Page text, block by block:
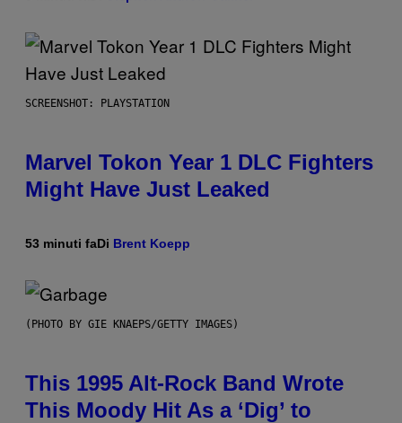
SCREENSHOT: PLAYSTATION
Marvel Tokon Year 1 DLC Fighters
Might Have Just Leaked
53 minuti faDi Brent Koepp
(PHOTO BY GIE KNAEPS/GETTY IMAGES)
This 1995 Alt-Rock Band Wrote
This Moody Hit As a ‘Dig’ to